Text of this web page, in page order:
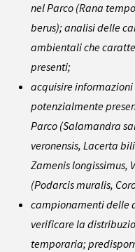
nel Parco (Rana
berus); analisi delle
ambientali che
presenti;
acquisire
potenzialmente
Parco (Salamandra
veronensis, Lacerta
Zamenis longissimus,
(Podarcis muralis,
campionamenti delle
verificare la
temporaria;